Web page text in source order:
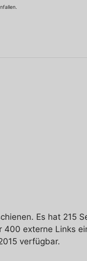
Es hat 215
400 externe Links
verfügbar.